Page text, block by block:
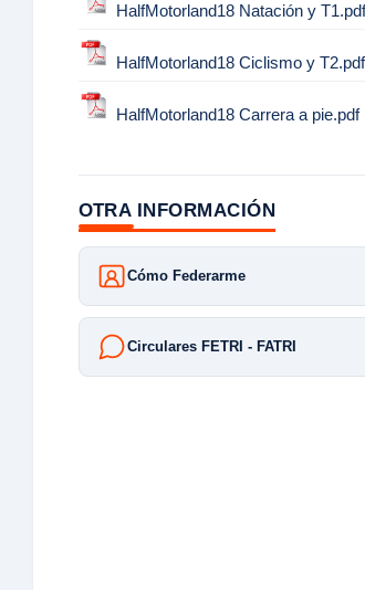
HalfMotorland18 Natación y T1.pdf
HalfMotorland18 Ciclismo y T2.pdf
HalfMotorland18 Carrera a pie.pdf
OTRA INFORMACIÓN
Cómo Federarme
Circulares FETRI - FATRI